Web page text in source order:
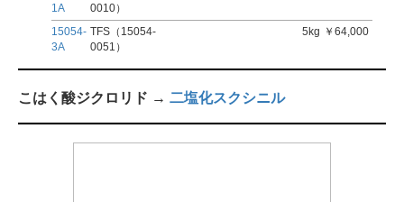
1A
0010）
15054-
3A
TFS（15054-
0051）
5kg ￥64,000
こはく酸ジクロリド → 二塩化スクシニル